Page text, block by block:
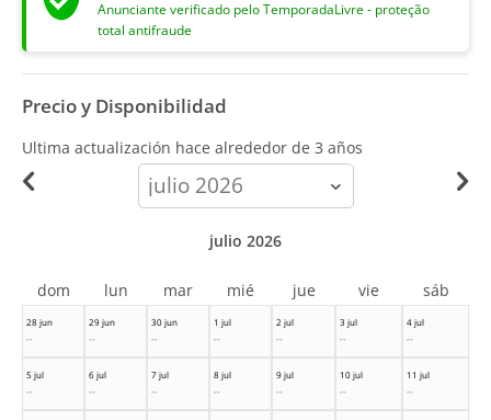
Anunciante verificado pelo TemporadaLivre - proteção
total antifraude
Precio y Disponibilidad
Ultima actualización hace alrededor de 3 años
calendar-
month
28 jun
--
29 jun
--
30 jun
--
1 jul
--
2 jul
--
3 jul
--
4 jul
--
5 jul
--
6 jul
--
7 jul
--
8 jul
--
9 jul
--
10 jul
--
11 jul
--
julio 2026
dom lun mar mié jue vie sáb